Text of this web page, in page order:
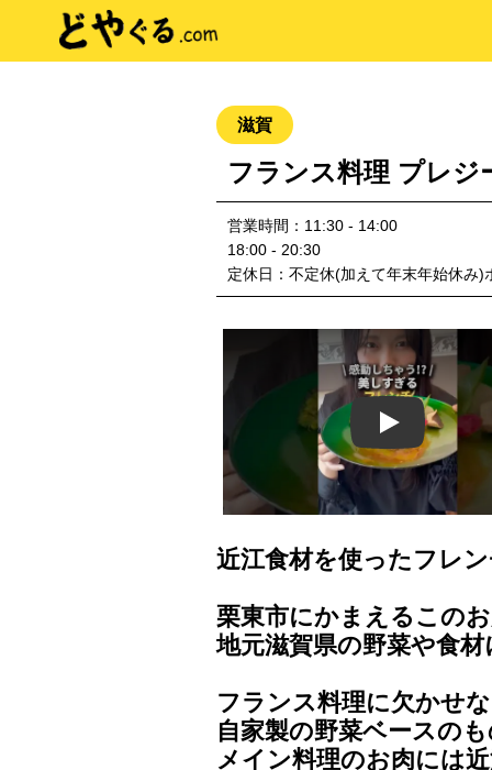
滋賀
フランス料理 プレジ
営業時間：11:30 - 14:00
18:00 - 20:30
定休日：不定休(加えて年末年始休み)
Play
近江食材を使ったフレ
栗東市にかまえるこの
地元滋賀県の野菜や食
フランス料理に欠かせ
自家製の野菜ベースの
メイン料理のお肉には